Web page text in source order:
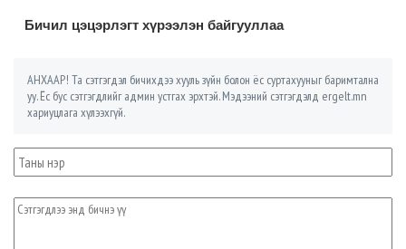
Бичил цэцэрлэгт хүрээлэн байгууллаа
АНХААР! Та сэтгэгдэл бичихдээ хууль зүйн болон ёс суртахууныг баримтална
уу. Ёс бус сэтгэгдлийг админ устгах эрхтэй. Мэдээний сэтгэгдэлд ergelt.mn
хариуцлага хүлээхгүй.